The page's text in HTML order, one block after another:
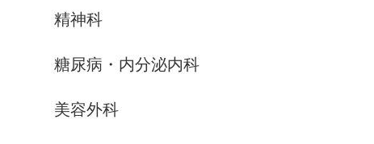
精神科
糖尿病・内分泌内科
美容外科